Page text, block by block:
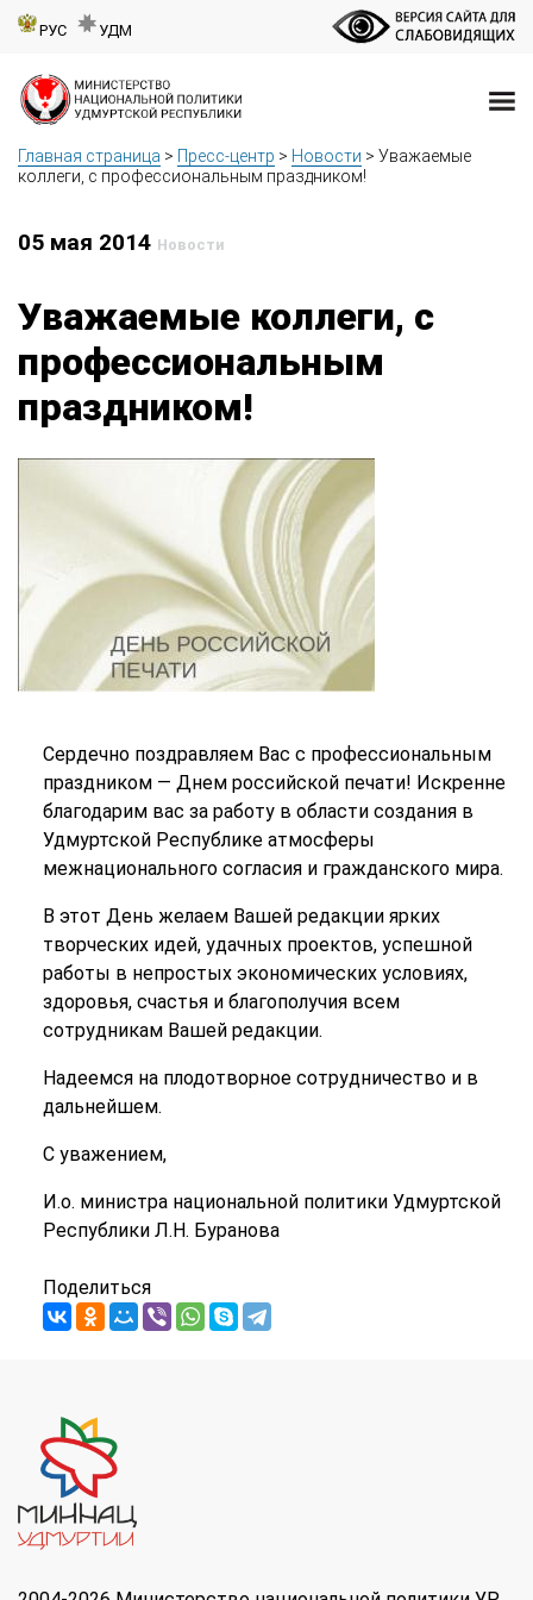
РУС УДМ
Главная страница > Пресс-центр > Новости > Уважаемые
коллеги, с профессиональным праздником!
05 мая 2014 Новости
Уважаемые коллеги, с
профессиональным
праздником!
Сердечно поздравляем Вас с профессиональным
праздником — Днем российской печати! Искренне
благодарим вас за работу в области создания в
Удмуртской Республике атмосферы
межнационального согласия и гражданского мира.
В этот День желаем Вашей редакции ярких
творческих идей, удачных проектов, успешной
работы в непростых экономических условиях,
здоровья, счастья и благополучия всем
сотрудникам Вашей редакции.
Надеемся на плодотворное сотрудничество и в
дальнейшем.
С уважением,
И.о. министра национальной политики Удмуртской
Республики Л.Н. Буранова
Поделиться